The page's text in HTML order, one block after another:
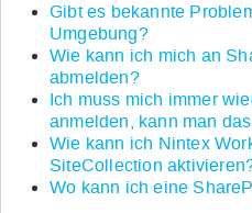
Gibt es bekannte
Umgebung?
Wie kann ich mich an
abmelden?
Ich muss mich immer
anmelden, kann man
Wie kann ich Nintex
SiteCollection
Wo kann ich eine